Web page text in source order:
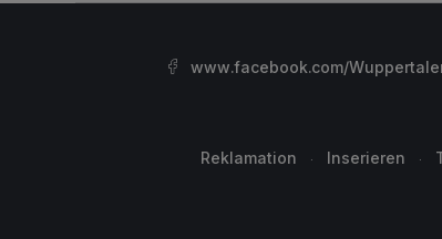
www.facebook.com/
Reklamation Inserieren